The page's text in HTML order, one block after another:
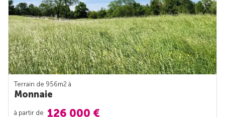
Terrain de 956m2 à
Monnaie
à partir de 126 000 €